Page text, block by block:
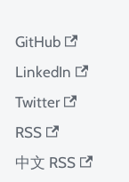
GitHub
LinkedIn
Twitter
RSS
中文 RSS